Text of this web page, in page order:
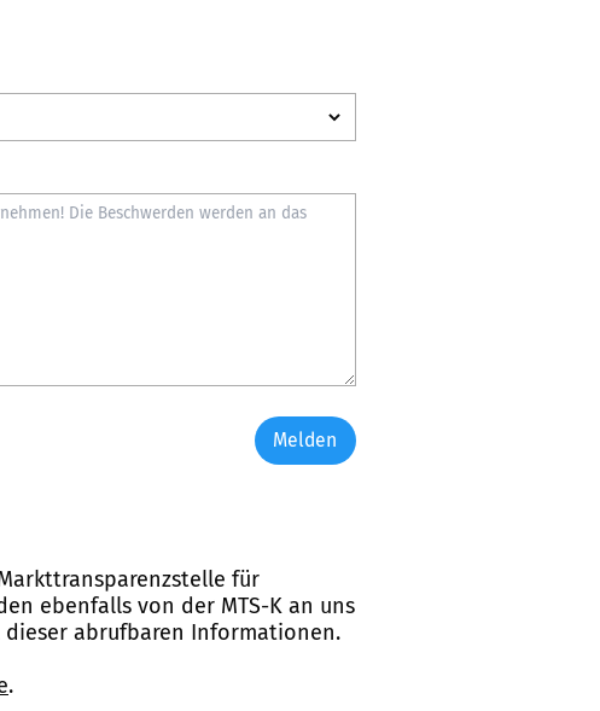
Melden
für
ebenfalls von der MTS-K an uns
abrufbaren Informationen.
.